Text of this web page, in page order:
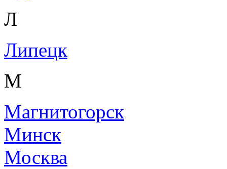
Л
Липецк
М
Магнитогорск
Минск
Москва